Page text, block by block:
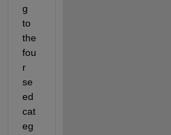
g
to
the
fou
r
se
ed
cat
eg